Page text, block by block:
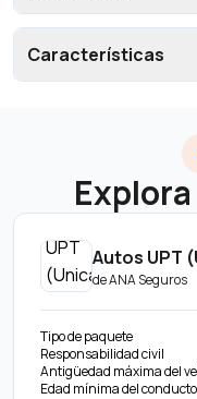
Características
Autos UPT
deANA Seguros
Tipo de paquete
Responsabilidad civil
Antigüedad máxima del
Edad mínima del